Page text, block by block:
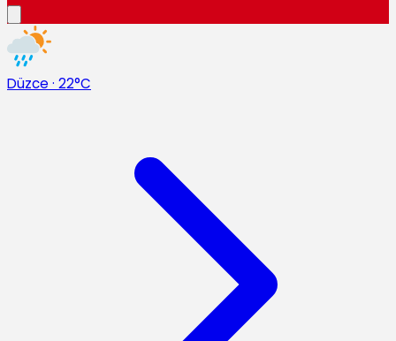
Düzce · 22°C